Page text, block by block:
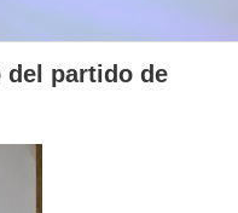
del partido de